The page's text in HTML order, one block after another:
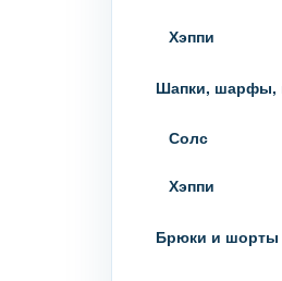
Хэппи
Шапки, шарфы,
Солс
Хэппи
Брюки и шорты